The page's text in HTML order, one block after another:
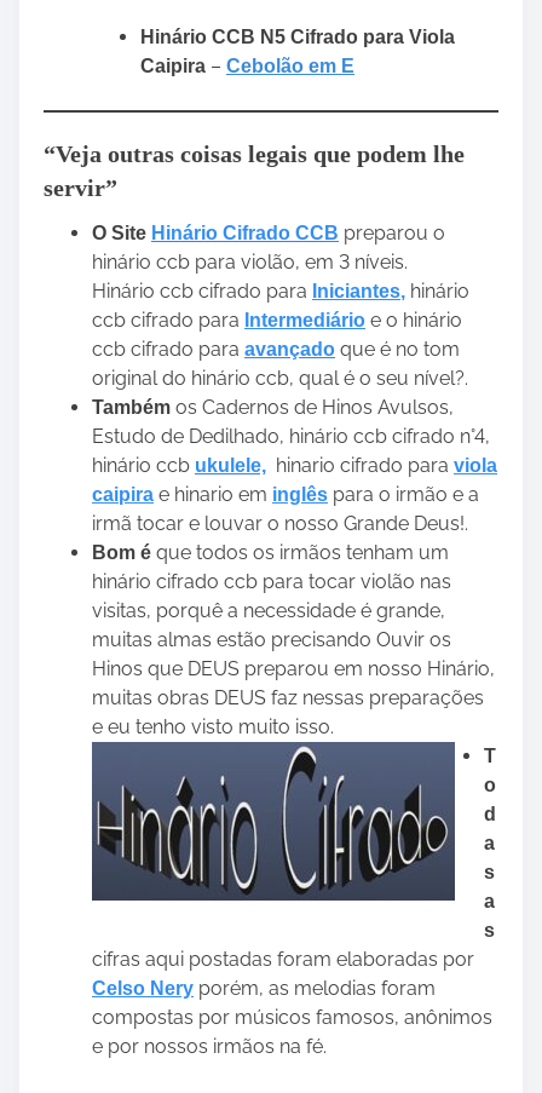
Hinário CCB N5 Cifrado para Viola
Caipira – Cebolão em E
“Veja outras coisas legais que podem lhe
servir”
O Site Hinário Cifrado CCB preparou o
hinário ccb para violão, em 3 níveis.
Hinário ccb cifrado para Iniciantes, hinário
ccb cifrado para Intermediário e o hinário
ccb cifrado para avançado que é no tom
original do hinário ccb, qual é o seu nível?.
Também os Cadernos de Hinos Avulsos,
Estudo de Dedilhado, hinário ccb cifrado n°4,
hinário ccb ukulele, hinario cifrado para viola
caipira e hinario em inglês para o irmão e a
irmã tocar e louvar o nosso Grande Deus!.
Bom é que todos os irmãos tenham um
hinário cifrado ccb para tocar violão nas
visitas, porquê a necessidade é grande,
muitas almas estão precisando Ouvir os
Hinos que DEUS preparou em nosso Hinário,
muitas obras DEUS faz nessas preparações
e eu tenho visto muito isso.
T
o
d
a
s
a
s
cifras aqui postadas foram elaboradas por
Celso Nery porém, as melodias foram
compostas por músicos famosos, anônimos
e por nossos irmãos na fé.